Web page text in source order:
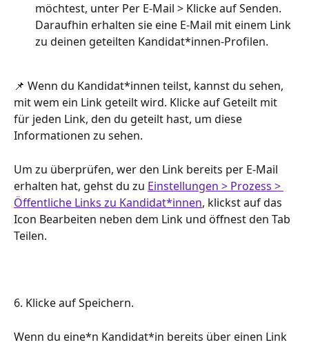
möchtest, unter Per E-Mail > Klicke auf Senden.
Daraufhin erhalten sie eine E-Mail mit einem Link
zu deinen geteilten Kandidat*innen-Profilen.
📌 Wenn du Kandidat*innen teilst, kannst du sehen,
mit wem ein Link geteilt wird. Klicke auf Geteilt mit
für jeden Link, den du geteilt hast, um diese
Informationen zu sehen.
Um zu überprüfen, wer den Link bereits per E-Mail
erhalten hat, gehst du zu Einstellungen > Prozess >
Öffentliche Links zu Kandidat*innen, klickst auf das
Icon Bearbeiten neben dem Link und öffnest den Tab
Teilen.
6. Klicke auf Speichern.
Wenn du eine*n Kandidat*in bereits über einen Link